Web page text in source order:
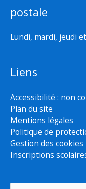
postale
Lundi, mardi, jeudi
Liens
Accessibilité : non
Plan du site
Mentions légales
Politique de
Gestion des cookies
Inscriptions